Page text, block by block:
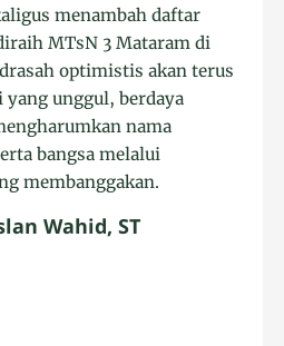
menambah daftar
MTsN 3 Mataram di
optimistis akan terus
unggul, berdaya
nama
bangsa melalui
membanggakan.
Wahid, ST